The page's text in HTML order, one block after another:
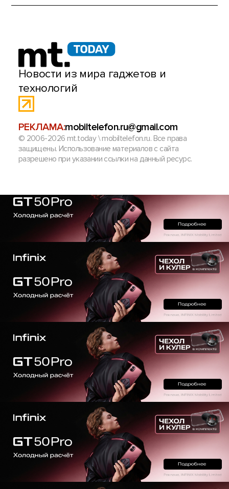
Новости из мира гаджетов и
технологий
РЕКЛАМА:mobiltelefon.ru@gmail.com
© 2006-2026 mt.today \ mobiltelefon.ru. Все права
защищены. Использование материалов с сайта
разрешено при указании ссылки на данный ресурс.